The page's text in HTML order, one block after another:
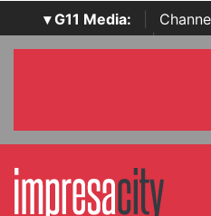
▾ G11 Media:
SecurityOpenLab |